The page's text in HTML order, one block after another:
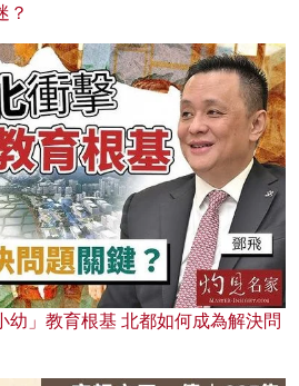
？
幼」教育根基 北都如何成為解決問